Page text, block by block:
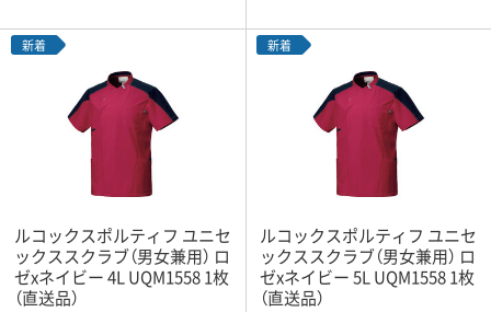
新着
ルコックスポルティフ ユニセ
ックススクラブ（男女兼用） ロ
ゼxネイビー 4L UQM1558 1枚
（直送品）
新着
ルコックスポルティフ ユニセ
ックススクラブ（男女兼用） ロ
ゼxネイビー 5L UQM1558 1枚
（直送品）